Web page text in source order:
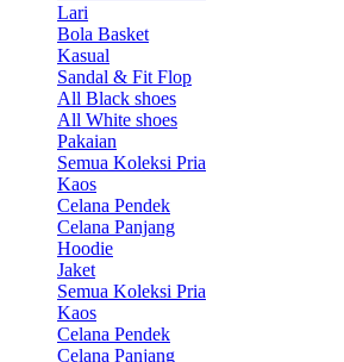
Lari
Bola Basket
Kasual
Sandal & Fit Flop
All Black shoes
All White shoes
Pakaian
Semua Koleksi Pria
Kaos
Celana Pendek
Celana Panjang
Hoodie
Jaket
Semua Koleksi Pria
Kaos
Celana Pendek
Celana Panjang